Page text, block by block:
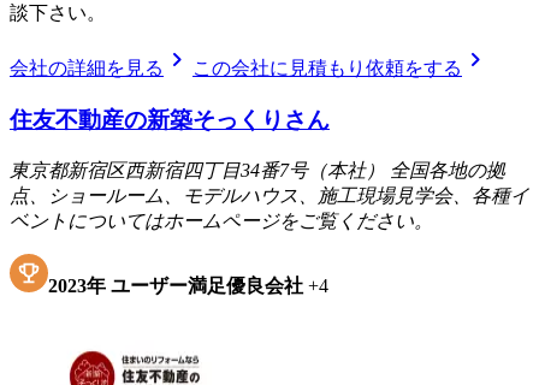
談下さい。
会社の詳細を見る chevron_right この会社に見積もり依頼をする chevron_right
住友不動産の新築そっくりさん
東京都新宿区西新宿四丁目34番7号（本社） 全国各地の拠
点、ショールーム、モデルハウス、施工現場見学会、各種イ
ベントについてはホームページをご覧ください。
2023年 ユーザー満足優良会社 +4